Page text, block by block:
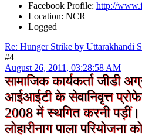
Facebook Profile: http://
Location: NCR
Logged
Re: Hunger Strike by Uttarakhandi
#4
August 26, 2011, 03:28:58 AM
सामाजिक कार्यकर्ता जीडी
आईआईटी के सेवानिवृत्त
2008 में स्थगित करनी पड़ीं।
लोहारीनाग पाला परियोजना